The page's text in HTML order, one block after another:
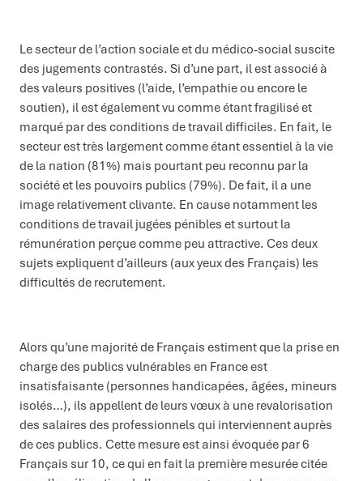
Le secteur de l’action sociale et du médico-social suscite
des jugements contrastés. Si d’une part, il est associé à
des valeurs positives (l’aide, l’empathie ou encore le
soutien), il est également vu comme étant fragilisé et
marqué par des conditions de travail difficiles. En fait, le
secteur est très largement comme étant essentiel à la vie
de la nation (81%) mais pourtant peu reconnu par la
société et les pouvoirs publics (79%). De fait, il a une
image relativement clivante. En cause notamment les
conditions de travail jugées pénibles et surtout la
rémunération perçue comme peu attractive. Ces deux
sujets expliquent d’ailleurs (aux yeux des Français) les
difficultés de recrutement.
Alors qu’une majorité de Français estiment que la prise en
charge des publics vulnérables en France est
insatisfaisante (personnes handicapées, âgées, mineurs
isolés…), ils appellent de leurs vœux à une revalorisation
des salaires des professionnels qui interviennent auprès
de ces publics. Cette mesure est ainsi évoquée par 6
Français sur 10, ce qui en fait la première mesurée citée